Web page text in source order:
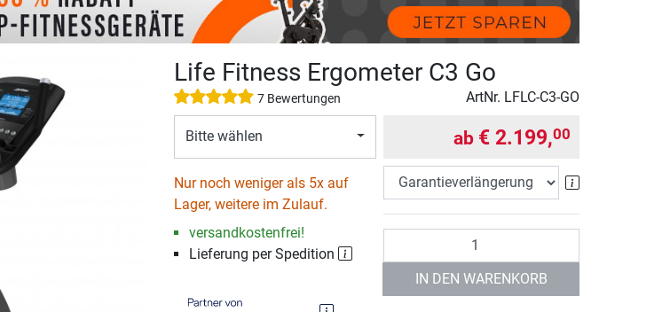
Life Fitness Ergometer C3 Go
7 Bewertungen ArtNr. LFLC-C3-GO
Bitte wählen
Nur noch weniger als 5x auf
Lager, weitere im Zulauf.
versandkostenfrei!
Lieferung per Spedition
ab € 2.199,00
IN DEN WARENKORB